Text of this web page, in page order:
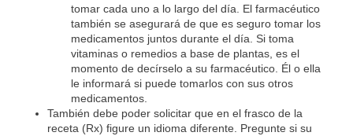
tomar cada uno a lo largo del día. El farmacéutico
también se asegurará de que es seguro tomar los
medicamentos juntos durante el día. Si toma
vitaminas o remedios a base de plantas, es el
momento de decírselo a su farmacéutico. Él o ella
le informará si puede tomarlos con sus otros
medicamentos.
También debe poder solicitar que en el frasco de la
receta (Rx) figure un idioma diferente. Pregunte si su